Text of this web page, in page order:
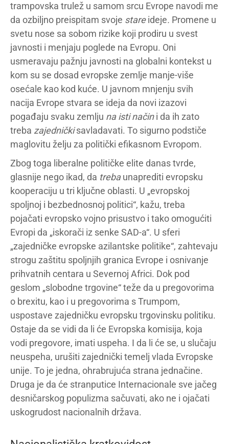
trampovska trulež u samom srcu Evrope navodi me
da ozbiljno preispitam svoje stareideje. Promene u
svetu nose sa sobom rizike koji prodiru u svest
javnosti i menjaju poglede na Evropu. Oni
usmeravaju pažnju javnosti na globalni kontekst u
kom su se dosad evropske zemlje manje-više
osećale kao kod kuće. U javnom mnjenju svih
nacija Evrope stvara se ideja da novi izazovi
pogađaju svaku zemlju na isti načini da ih zato
treba zajedničkisavladavati. To sigurno podstiče
maglovitu želju za politički efikasnom Evropom.
Zbog toga liberalne političke elite danas tvrde,
glasnije nego ikad, da trebaunaprediti evropsku
kooperaciju u tri ključne oblasti. U „evropskoj
spoljnoj i bezbednosnoj politici“, kažu, treba
pojačati evropsko vojno prisustvo i tako omogućiti
Evropi da „iskorači iz senke SAD-a“. U sferi
„zajedničke evropske azilantske politike“, zahtevaju
strogu zaštitu spoljnjih granica Evrope i osnivanje
prihvatnih centara u Severnoj Africi. Dok pod
geslom „slobodne trgovine“ teže da u pregovorima
o brexitu, kao i u pregovorima s Trumpom,
uspostave zajedničku evropsku trgovinsku politiku.
Ostaje da se vidi da li će Evropska komisija, koja
vodi pregovore, imati uspeha. I da li će se, u slučaju
neuspeha, urušiti zajednički temelj vlada Evropske
unije. To je jedna, ohrabrujuća strana jednačine.
Druga je da će stranputice Internacionale sve jačeg
desničarskog populizma sačuvati, ako ne i ojačati
uskogrudost nacionalnih država.